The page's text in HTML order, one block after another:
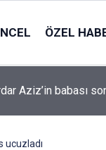
ÖZEL
Aziz’in babası
ucuzladı